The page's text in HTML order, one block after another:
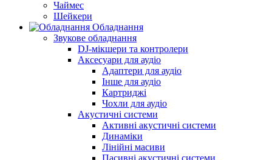
Чаймес
Шейкери
Обладнання
Звукове обладнання
DJ-мікшери та контролери
Аксесуари для аудіо
Адаптери для аудіо
Інше для аудіо
Картриджі
Чохли для аудіо
Акустичні системи
Активні акустичні системи
Динаміки
Лінійні масиви
Пасивні акустичні системи